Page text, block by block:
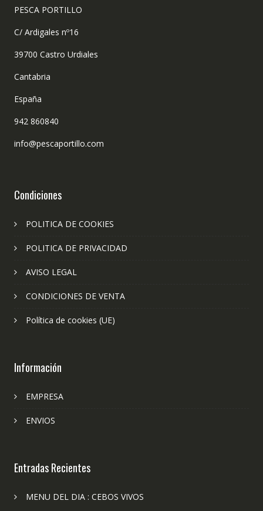
PESCA PORTILLO
C/ Ardigales nº16
39700 Castro Urdiales
Cantabria
España
942 860840
info@pescaportillo.com
Condiciones
POLITICA DE COOKIES
POLITICA DE PRIVACIDAD
AVISO LEGAL
CONDICIONES DE VENTA
Política de cookies (UE)
Información
EMPRESA
ENVIOS
Entradas Recientes
MENU DEL DIA : CEBOS VIVOS